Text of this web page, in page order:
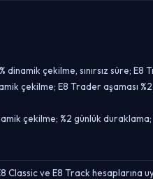
çekilme, sınırsız süre;
çekilme; E8 Trader aşaması
çekilme; %2 günlük
Classic ve E8 Track